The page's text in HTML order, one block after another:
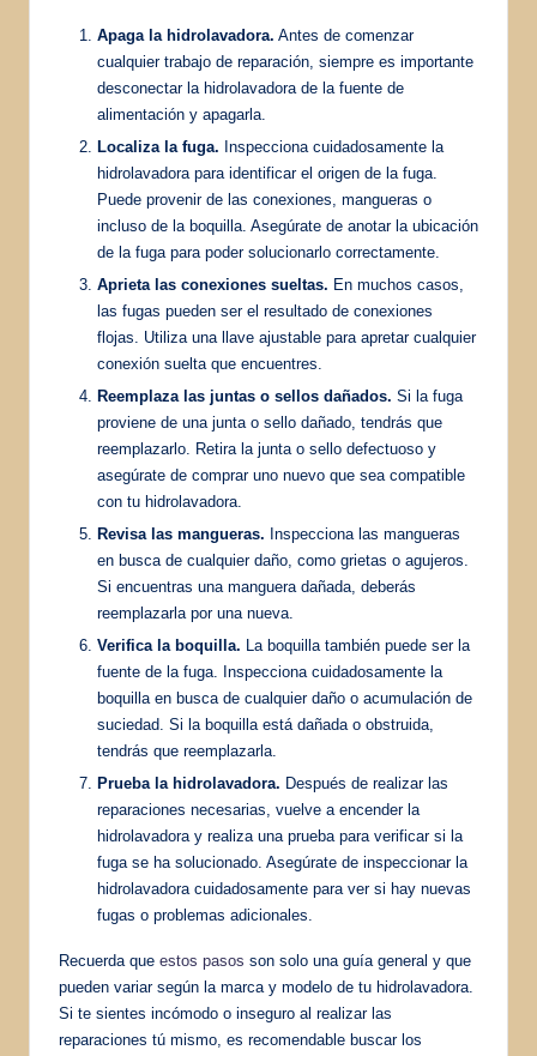
Apaga la hidrolavadora. Antes de comenzar
cualquier trabajo de reparación, siempre es importante
desconectar la hidrolavadora de la fuente de
alimentación y apagarla.
Localiza la fuga. Inspecciona cuidadosamente la
hidrolavadora para identificar el origen de la fuga.
Puede provenir de las conexiones, mangueras o
incluso de la boquilla. Asegúrate de anotar la ubicación
de la fuga para poder solucionarlo correctamente.
Aprieta las conexiones sueltas. En muchos casos,
las fugas pueden ser el resultado de conexiones
flojas. Utiliza una llave ajustable para apretar cualquier
conexión suelta que encuentres.
Reemplaza las juntas o sellos dañados. Si la fuga
proviene de una junta o sello dañado, tendrás que
reemplazarlo. Retira la junta o sello defectuoso y
asegúrate de comprar uno nuevo que sea compatible
con tu hidrolavadora.
Revisa las mangueras. Inspecciona las mangueras
en busca de cualquier daño, como grietas o agujeros.
Si encuentras una manguera dañada, deberás
reemplazarla por una nueva.
Verifica la boquilla. La boquilla también puede ser la
fuente de la fuga. Inspecciona cuidadosamente la
boquilla en busca de cualquier daño o acumulación de
suciedad. Si la boquilla está dañada o obstruida,
tendrás que reemplazarla.
Prueba la hidrolavadora. Después de realizar las
reparaciones necesarias, vuelve a encender la
hidrolavadora y realiza una prueba para verificar si la
fuga se ha solucionado. Asegúrate de inspeccionar la
hidrolavadora cuidadosamente para ver si hay nuevas
fugas o problemas adicionales.
Recuerda que estos pasos son solo una guía general y que
pueden variar según la marca y modelo de tu hidrolavadora.
Si te sientes incómodo o inseguro al realizar las
reparaciones tú mismo, es recomendable buscar los